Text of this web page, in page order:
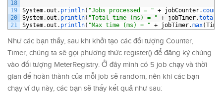
18
19
20
21
System.out . println( "Jobs processed = " + jobCounter. count
System.out . println( "Total time (ms) = " + jobTimer.
System.out . println( "Max time (ms) = " + jobTimer.max(
Như các bạn thấy, sau khi khởi tạo các đối tượng Counter,
Timer, chúng ta sẽ gọi phương thức register() để đăng ký chúng
vào đối tượng MeterRegistry. Ở đây mình có 5 job chạy và thời
gian để hoàn thành của mỗi job sẽ random, nên khi các bạn
chạy ví dụ này, các bạn sẽ thấy kết quả như sau: